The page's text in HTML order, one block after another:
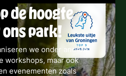
de hoogte
park!
we onder andere
workshops, maar ook
evenementen zoals